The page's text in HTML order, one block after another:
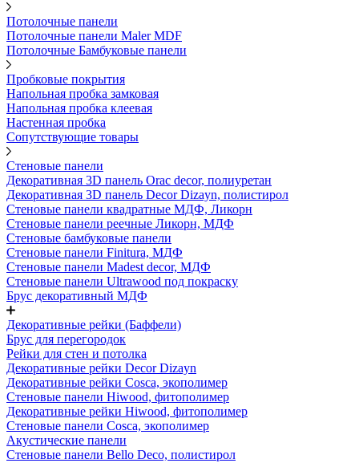
Потолочные панели
Потолочные панели Maler MDF
Потолочные Бамбуковые панели
Пробковые покрытия
Напольная пробка замковая
Напольная пробка клеевая
Настенная пробка
Сопутствующие товары
Стеновые панели
Декоративная 3D панель Orac decor, полиуретан
Декоративная 3D панель Decor Dizayn, полистирол
Стеновые панели квадратные МДФ, Ликорн
Стеновые панели реечные Ликорн, МДФ
Стеновые бамбуковые панели
Стеновые панели Finitura, МДФ
Стеновые панели Madest decor, МДФ
Стеновые панели Ultrawood под покраску
Брус декоративный МДФ
Декоративные рейки (Баффели)
Брус для перегородок
Рейки для стен и потолка
Декоративные рейки Decor Dizayn
Декоративные рейки Cosca, экополимер
Стеновые панели Hiwood, фитополимер
Декоративные рейки Hiwood, фитополимер
Стеновые панели Cosca, экополимер
Акустические панели
Стеновые панели Bello Deco, полистирол